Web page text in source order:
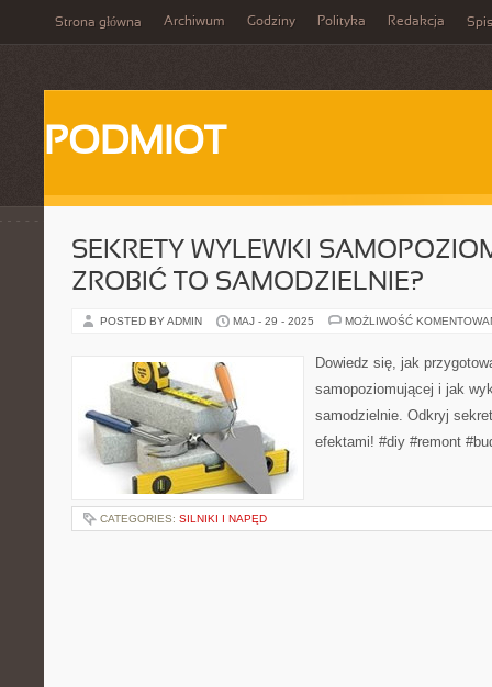
Strona główna Archiwum Godziny Polityka Redakcja
PODMIOT
SEKRETY WYLEWKI
ZROBIĆ TO SAMODZIELNIE?
POSTED BY ADMIN MAJ - 29 - 2025 MOŻLIWOŚĆ
Dowiedz się, jak
samopoziomującej i jak
samodzielnie. Odkryj
efektami! #diy #remont
CATEGORIES: SILNIKI I NAPĘD